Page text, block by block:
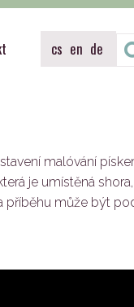
cs en de
malóvání
je umístěná
příběhu může být